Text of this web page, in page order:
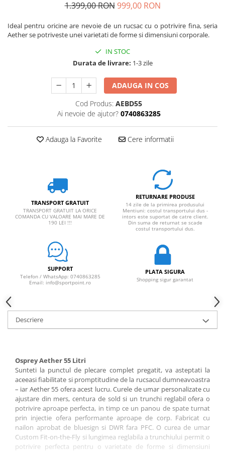
1.399,00 RON 999,00 RON
Ideal pentru oricine are nevoie de un rucsac cu o potrivire fina, seria
Aether se potriveste unei varietati de forme si dimensiuni corporale.
IN STOC
Durata de livrare: 1-3 zile
ADAUGA IN COS
Cod Produs: AEBD55
Ai nevoie de ajutor? 0740863285
Adauga la Favorite Cere informatii
TRANSPORT GRATUIT
TRANSPORT GRATUIT LA ORICE
COMANDA CU VALOARE MAI MARE DE
190 LEI !!!
RETURNARE PRODUSE
14 zile de la primirea produsului
Mentiuni: costul transportului dus -
intors este suportat de catre client.
Din suma de returnat se scade
costul transportului dus.
SUPPORT
Telefon / WhatsApp: 0740863285
Email: info@sportpoint.ro
PLATA SIGURA
Shopping sigur garantat
Descriere
Osprey Aether 55 Litri
Sunteti la punctul de plecare complet pregatit, va asteptati la
aceeasi fiabilitate si promptitudine de la rucsacul dumneavoastra
– iar Aether 55 ofera acest lucru. Curele de umar personalizate cu
ajustare din mers, centura de sold si un trunchi reglabil ofera o
potrivire aproape perfecta, in timp ce un panou de spate turnat
prin injectie ofera performante aproape de corp. Fabricat cu
nailon aprobat de bluesign si DWR fara PFC. O curea de umar
Custom Fit-on-the-Fly si lungimea reglabila a trunchiului permit o
potrivire perfecta pentru o varietate de forme si dimensiuni